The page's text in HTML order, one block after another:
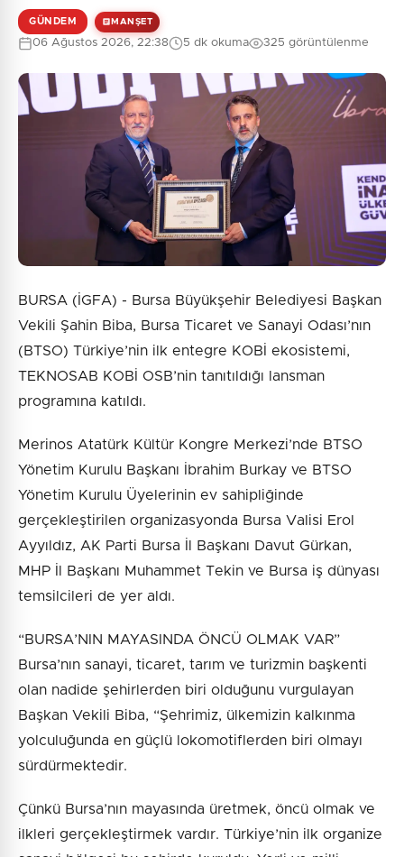
Güvenlik Sorusu:
1 + 1 = ?
Gönder
GÜNDEM MANŞET
06 Ağustos 2026, 22:38 5 dk okuma 325 görüntülenme
BURSA (İGFA) - Bursa Büyükşehir Belediyesi Başkan
Vekili Şahin Biba, Bursa Ticaret ve Sanayi Odası’nın
(BTSO) Türkiye’nin ilk entegre KOBİ ekosistemi,
TEKNOSAB KOBİ OSB’nin tanıtıldığı lansman
programına katıldı.
Merinos Atatürk Kültür Kongre Merkezi’nde BTSO
Yönetim Kurulu Başkanı İbrahim Burkay ve BTSO
Yönetim Kurulu Üyelerinin ev sahipliğinde
gerçekleştirilen organizasyonda Bursa Valisi Erol
Ayyıldız, AK Parti Bursa İl Başkanı Davut Gürkan,
MHP İl Başkanı Muhammet Tekin ve Bursa iş dünyası
temsilcileri de yer aldı.
“BURSA’NIN MAYASINDA ÖNCÜ OLMAK VAR”
Bursa’nın sanayi, ticaret, tarım ve turizmin başkenti
olan nadide şehirlerden biri olduğunu vurgulayan
Başkan Vekili Biba, “Şehrimiz, ülkemizin kalkınma
yolculuğunda en güçlü lokomotiflerden biri olmayı
sürdürmektedir.
Çünkü Bursa’nın mayasında üretmek, öncü olmak ve
ilkleri gerçekleştirmek vardır. Türkiye’nin ilk organize